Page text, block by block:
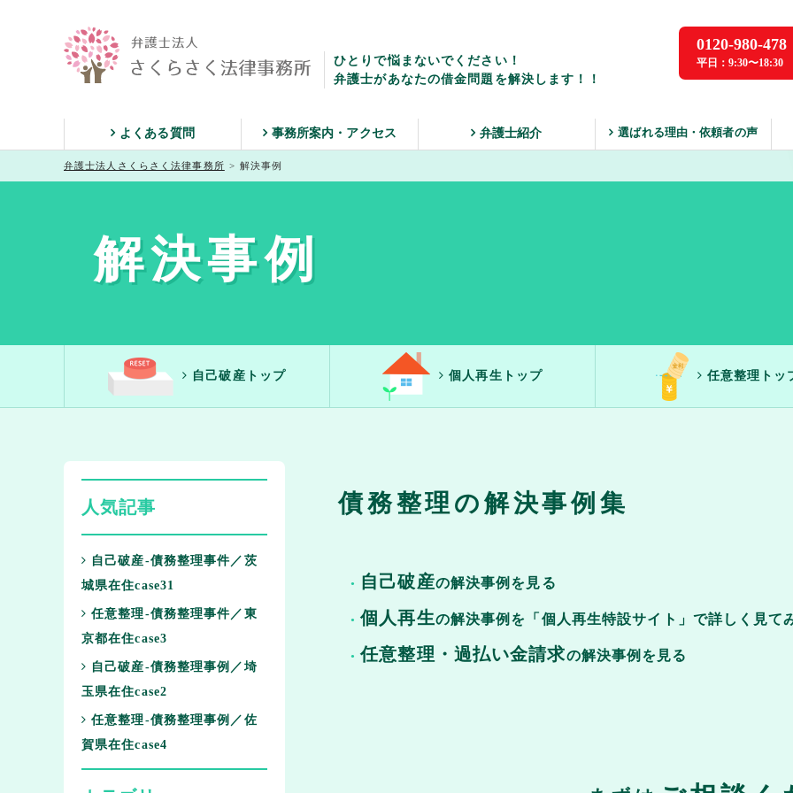
ひとりで悩まないでください！
弁護士があなたの借金問題を解決します！！
0120-980-478
平日：9:30〜18:30
よくある質問 事務所案内・アクセス 弁護士紹介 選ばれる理由・依頼者の声
弁護士法人さくらさく法律事務所 > 解決事例
解決事例
自己破産トップ 個人再生トップ 任意整理トッ
債務整理の解決事例集
自己破産の解決事例を見る
個人再生の解決事例を「個人再生特設サイト」で詳しく見て
任意整理・過払い金請求の解決事例を見る
人気記事
自己破産-債務整理事件／茨
城県在住case31
任意整理-債務整理事件／東
京都在住case3
自己破産-債務整理事例／埼
玉県在住case2
任意整理-債務整理事例／佐
賀県在住case4